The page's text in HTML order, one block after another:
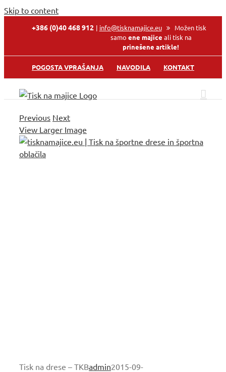
Skip to content
+386 (0)40 468 912 | info@tisknamajice.eu
Možen tisk
samo ene majice ali tisk na
prinešene artikle!
POGOSTA VPRAŠANJA NAVODILA KONTAKT
Previous Next
View Larger Image
Tisk na drese – TKBadmin2015-09-